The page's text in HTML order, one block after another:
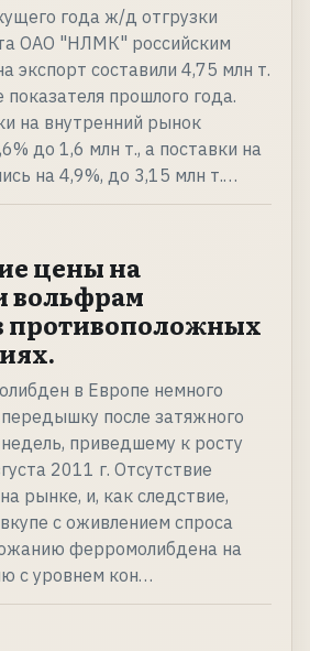
года ж/д отгрузки
ОАО "НЛМК" российским
экспорт составили 4,75 млн т.
прошлого года.
на внутренний рынок
до 1,6 млн т., а поставки на
на 4,9%, до 3,15 млн т.…
цены на
вольфрам
противоположных
в Европе немного
передышку после затяжного
приведшему к росту
2011 г. Отсутствие
рынке, и, как следствие,
с оживлением спроса
ферромолибдена на
с уровнем кон…